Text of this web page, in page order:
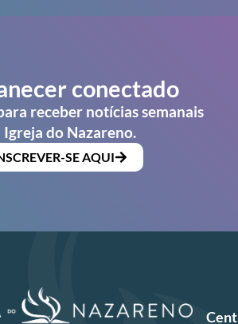
conectado
receber notícias semanais
Igreja do Nazareno.
SE AQUI